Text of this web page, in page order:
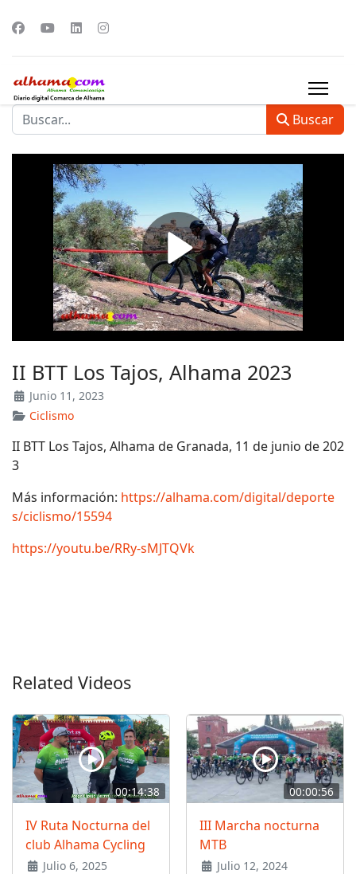
Buscar
II BTT Los Tajos, Alhama 2023
Junio 11, 2023
Ciclismo
II BTT Los Tajos, Alhama de Granada, 11 de junio de 202
3
Más información: https://alhama.com/digital/deporte
s/ciclismo/15594
https://youtu.be/RRy-sMJTQVk
Related Videos
00:14:38
IV Ruta Nocturna del
club Alhama Cycling
Julio 6, 2025
00:00:56
III Marcha nocturna
MTB
Julio 12, 2024